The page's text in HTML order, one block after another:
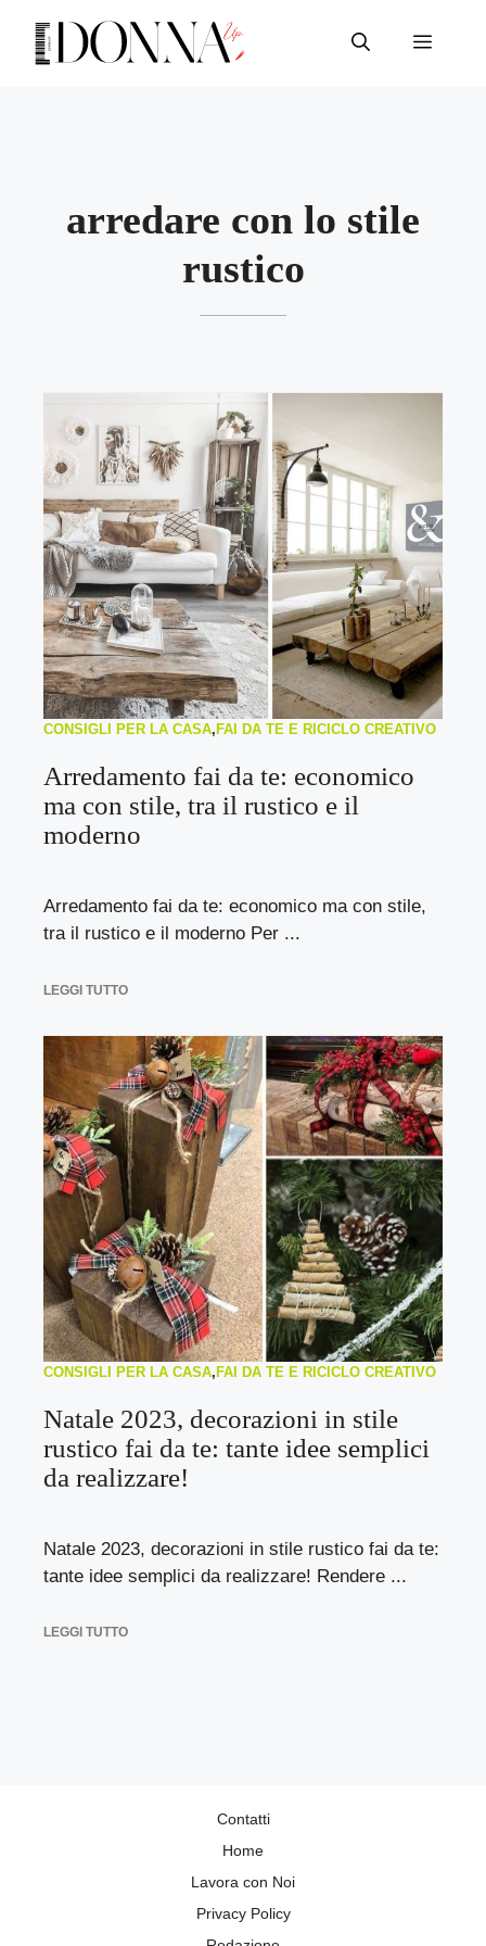
contenuto
Menu
arredare con lo stile
rustico
CONSIGLI PER LA CASA, FAI DA TE E RICICLO CREATIVO
Arredamento fai da te: economico
ma con stile, tra il rustico e il
moderno
Arredamento fai da te: economico ma con stile,
tra il rustico e il moderno Per ...
LEGGI TUTTO
CONSIGLI PER LA CASA,FAI DA TE E RICICLO CREATIVO
Natale 2023, decorazioni in stile
rustico fai da te: tante idee semplici
da realizzare!
Natale 2023, decorazioni in stile rustico fai da te:
tante idee semplici da realizzare! Rendere ...
LEGGI TUTTO
Contatti
Home
Lavora con Noi
Privacy Policy